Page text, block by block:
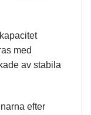
med
av stabila
efter